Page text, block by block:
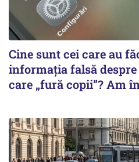
Cine sunt cei care au
informația falsă
care „fură copii”? Am